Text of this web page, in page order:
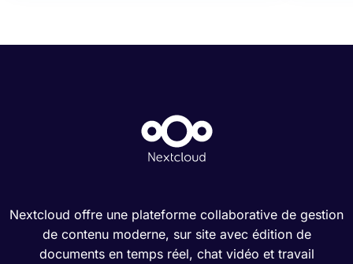
Nextcloud offre une plateforme collaborative de gestion
de contenu moderne, sur site avec édition de
documents en temps réel, chat vidéo et travail